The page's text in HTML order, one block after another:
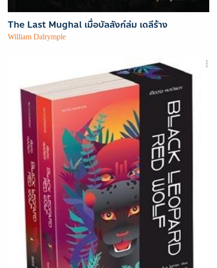
The Last Mughal เมื่อบัลลังก์ล่ม เดลีร้าง
William Dalrymple